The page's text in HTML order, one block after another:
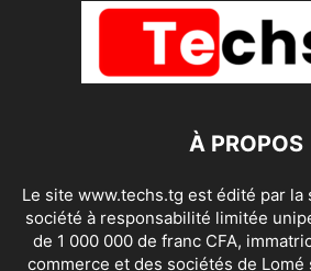
À PROPOS
Le site www.techs.tg est édité par la
société à responsabilité limitée
de 1 000 000 de franc CFA,
commerce et des sociétés de